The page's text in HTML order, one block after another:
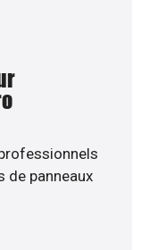
panneaux